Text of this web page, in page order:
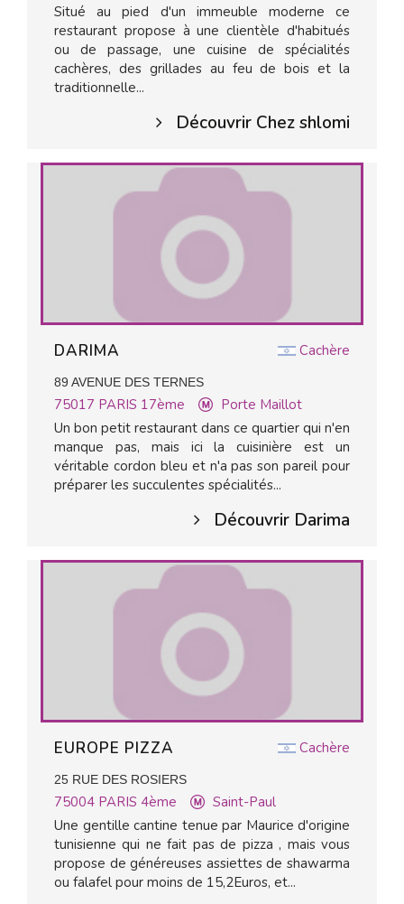
Situé au pied d'un immeuble moderne ce
restaurant propose à une clientèle d'habitués
ou de passage, une cuisine de spécialités
cachères, des grillades au feu de bois et la
traditionnelle...
Découvrir Chez shlomi
Cachère
DARIMA
89 AVENUE DES TERNES
75017 PARIS 17ème
Porte Maillot
Un bon petit restaurant dans ce quartier qui n'en
manque pas, mais ici la cuisinière est un
véritable cordon bleu et n'a pas son pareil pour
préparer les succulentes spécialités...
Découvrir Darima
Cachère
EUROPE PIZZA
25 RUE DES ROSIERS
75004 PARIS 4ème
Saint-Paul
Une gentille cantine tenue par Maurice d'origine
tunisienne qui ne fait pas de pizza , mais vous
propose de généreuses assiettes de shawarma
ou falafel pour moins de 15,2Euros, et...